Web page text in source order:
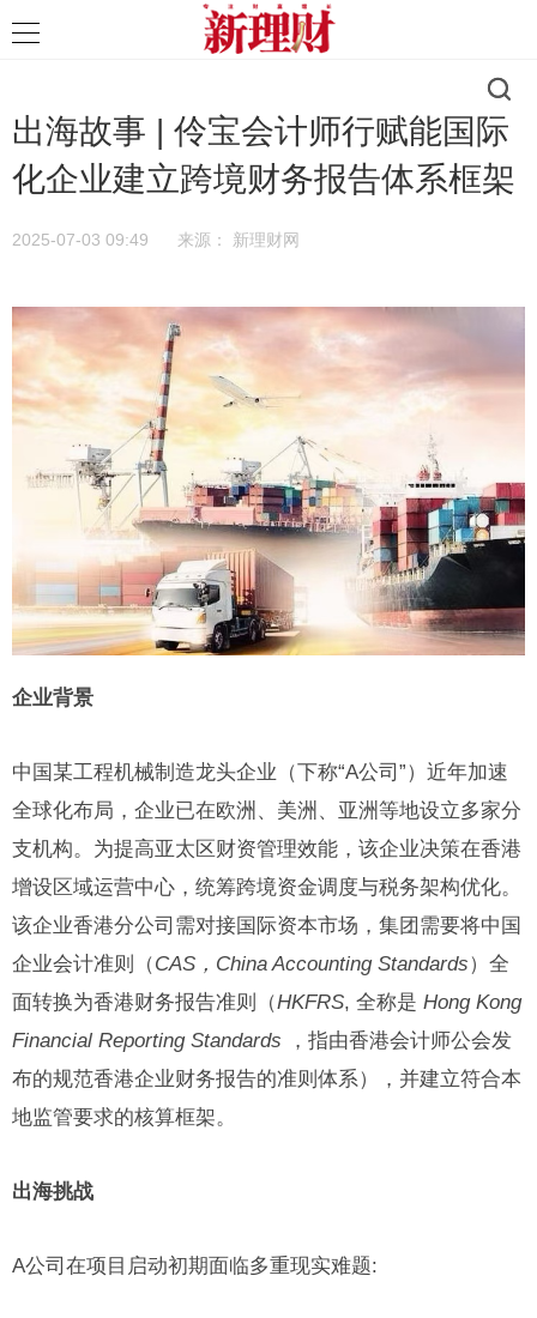
出海故事 | 伶宝会计师行赋能国际
化企业建立跨境财务报告体系框架
2025-07-03 09:49 来源： 新理财网
企业背景
中国某工程机械制造龙头企业（下称“A公司”）近年加速
全球化布局，企业已在欧洲、美洲、亚洲等地设立多家分
支机构。为提高亚太区财资管理效能，该企业决策在香港
增设区域运营中心，统筹跨境资金调度与税务架构优化。
该企业香港分公司需对接国际资本市场，集团需要将中国
企业会计准则（CAS ， China Accounting Standards）全
面转换为香港财务报告准则（HKFRS, 全称是 ‌ Hong Kong
Financial Reporting Standards ‌，指由香港会计师公会发
布的规范香港企业财务报告的准则体系），并建立符合本
地监管要求的核算框架。
出海挑战
A公司在项目启动初期面临多重现实难题: